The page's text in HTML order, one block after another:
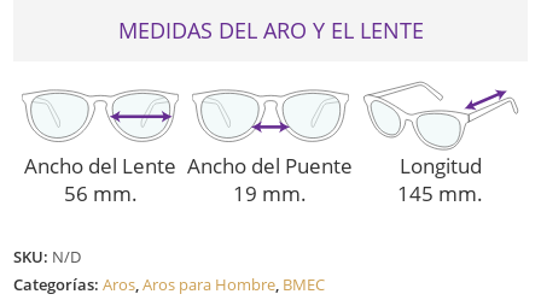
MEDIDAS DEL ARO Y EL LENTE
Ancho del Lente
56 mm.
Ancho del Puente
19 mm.
Longitud
145 mm.
SKU: N/D
Categorías:Aros,Aros para Hombre, BMEC